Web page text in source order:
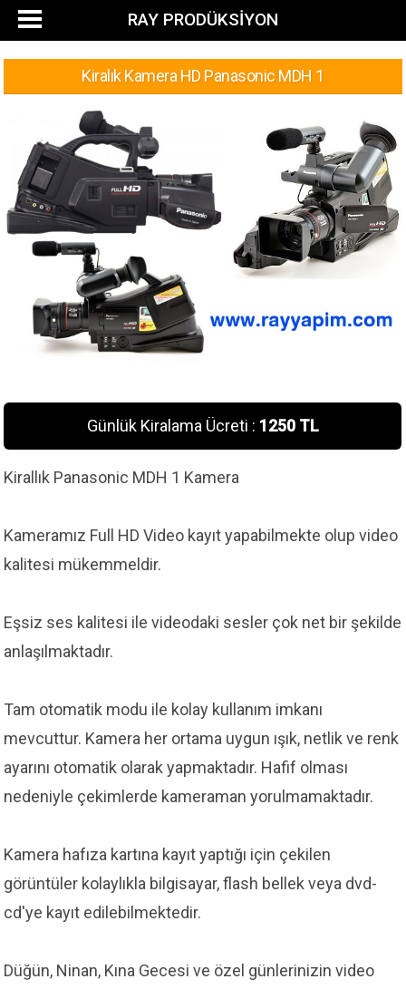
RAY PRODÜKSİYON
Kiralık Kamera HD Panasonic MDH 1
Günlük Kiralama Ücreti : 1250 TL
Kirallık Panasonic MDH 1 Kamera
Kameramız Full HD Video kayıt yapabilmekte olup video
kalitesi mükemmeldir.
Eşsiz ses kalitesi ile videodaki sesler çok net bir şekilde
anlaşılmaktadır.
Tam otomatik modu ile kolay kullanım imkanı
mevcuttur. Kamera her ortama uygun ışık, netlik ve renk
ayarını otomatik olarak yapmaktadır. Hafif olması
nedeniyle çekimlerde kameraman yorulmamaktadır.
Kamera hafıza kartına kayıt yaptığı için çekilen
görüntüler kolaylıkla bilgisayar, flash bellek veya dvd-
cd'ye kayıt edilebilmektedir.
Düğün, Ninan, Kına Gecesi ve özel günlerinizin video